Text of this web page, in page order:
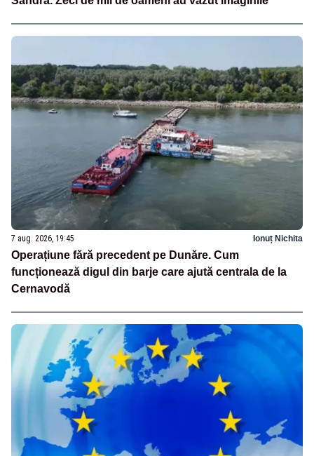
7 aug. 2026, 19:45 Ionuț Nichita
Operațiune fără precedent pe Dunăre. Cum
funcționează digul din barje care ajută centrala de la
Cernavodă